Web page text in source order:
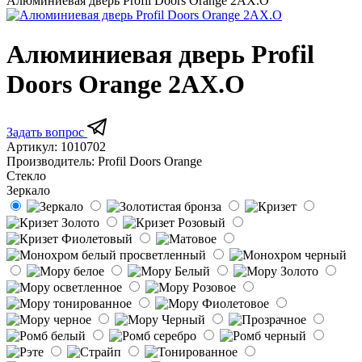
Алюминиевая дверь Profil
Doors Orange 2AX.O
Задать вопрос
Артикул: 1010702
Производитель: Profil Doors Orange
Стекло
Зеркало